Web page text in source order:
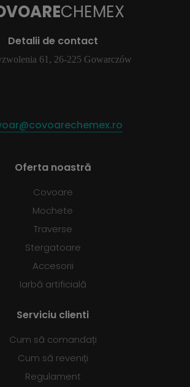
CHEMEX
Detalii de contact
61, 26-225 Gowarczów
Oferta noastră
Covoare
Mochete
Traverse
Stergatoare
Accesorii
Iarbă artificială
Serviciu clienti
Cum să comandați
Cum să reveniți
Regulament